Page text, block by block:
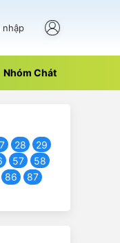
nhập
Nhóm Chát
28
29
57
58
86
87